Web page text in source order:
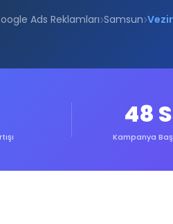
Ads Reklamları Samsun
48
Kampanya